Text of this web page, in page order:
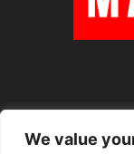
We value